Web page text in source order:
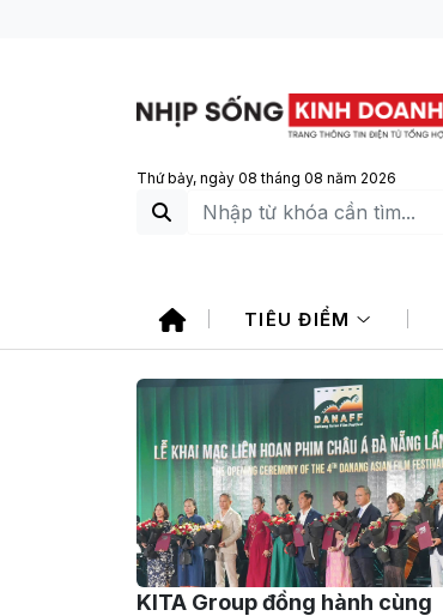
Thứ bảy, ngày 08 tháng 08 năm 2026
TIÊU ĐIỂM
KITA Group đồng hành cùng